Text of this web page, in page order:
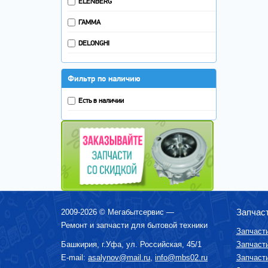
ВАКУУМАТОРЫ
ЭЛЕКТРИЧЕСКИЙ КОТЕЛ
АЭРОГРИЛЬ
ГАММА
DELONGHI
Фильтр по наличию
Есть в наличии
2009-2026 © Мегабытсервис —
Ремонт и запчасти для бытовой техники
Башкирия, г.Уфа, ул. Российская, 45/1
E-mail: asalynov@mail.ru, info@mbs02.ru